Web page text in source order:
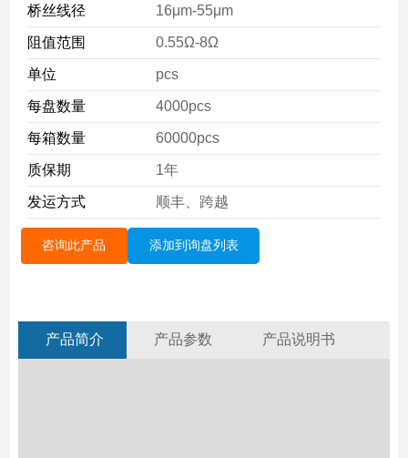
桥丝线径 16μm-55μm
阻值范围 0.55Ω-8Ω
单位 pcs
每盘数量 4000pcs
每箱数量 60000pcs
质保期 1年
发运方式 顺丰、跨越
咨询此产品 添加到询盘列表
产品简介 产品参数 产品说明书